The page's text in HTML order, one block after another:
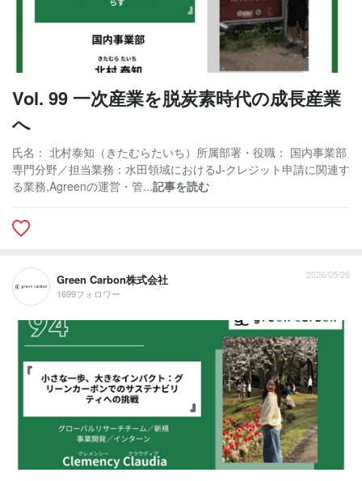
Vol. 99 一次産業を脱炭素時代の成長産業
へ
氏名： 北村泰知（きたむらたいち）所属部署・役職： 国内事業部
専門分野／担当業務：水田領域におけるJ-クレジット申請に関連す
る業務,Agreenの運営・管...記事を読む
Green Carbon株式会社
1699フォロワー
2026/05/26